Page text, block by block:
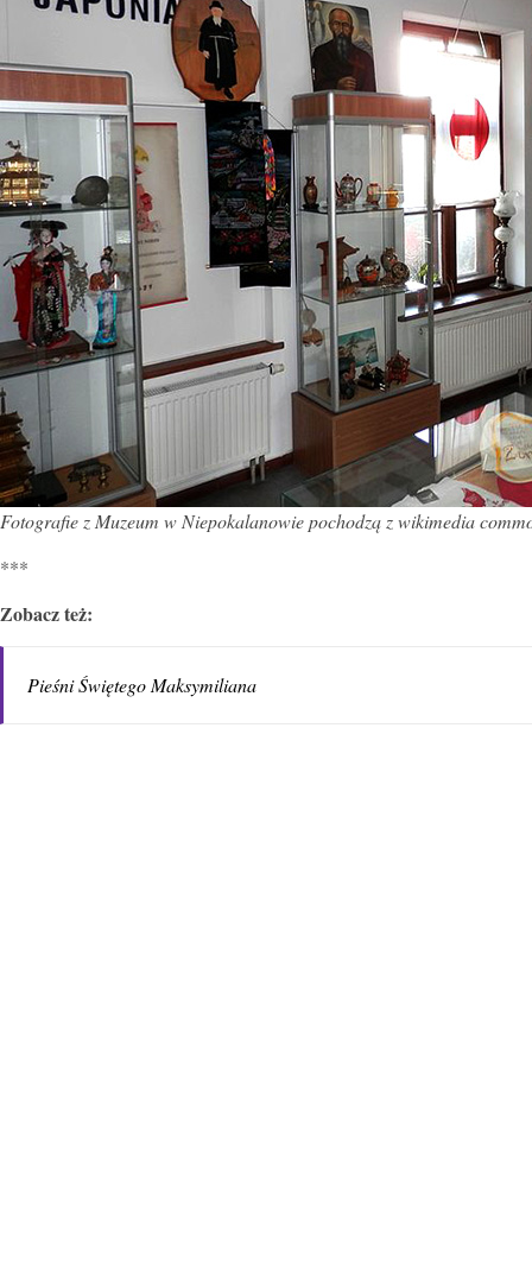
Fotografie z Muzeum w Niepokalanowie pochodzą z wikimedia
***
Zobacz też:
Pieśni Świętego Maksymiliana